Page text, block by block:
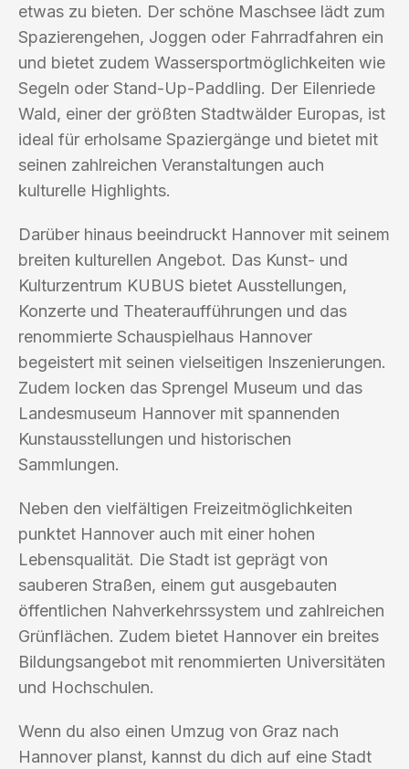
etwas zu bieten. Der schöne Maschsee lädt zum
Spazierengehen, Joggen oder Fahrradfahren ein
und bietet zudem Wassersportmöglichkeiten wie
Segeln oder Stand-Up-Paddling. Der Eilenriede
Wald, einer der größten Stadtwälder Europas, ist
ideal für erholsame Spaziergänge und bietet mit
seinen zahlreichen Veranstaltungen auch
kulturelle Highlights.
Darüber hinaus beeindruckt Hannover mit seinem
breiten kulturellen Angebot. Das Kunst- und
Kulturzentrum KUBUS bietet Ausstellungen,
Konzerte und Theateraufführungen und das
renommierte Schauspielhaus Hannover
begeistert mit seinen vielseitigen Inszenierungen.
Zudem locken das Sprengel Museum und das
Landesmuseum Hannover mit spannenden
Kunstausstellungen und historischen
Sammlungen.
Neben den vielfältigen Freizeitmöglichkeiten
punktet Hannover auch mit einer hohen
Lebensqualität. Die Stadt ist geprägt von
sauberen Straßen, einem gut ausgebauten
öffentlichen Nahverkehrssystem und zahlreichen
Grünflächen. Zudem bietet Hannover ein breites
Bildungsangebot mit renommierten Universitäten
und Hochschulen.
Wenn du also einen Umzug von Graz nach
Hannover planst, kannst du dich auf eine Stadt